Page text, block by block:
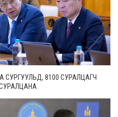
СУРГУУЛЬД, 8100 СУРАЛЦАГЧ